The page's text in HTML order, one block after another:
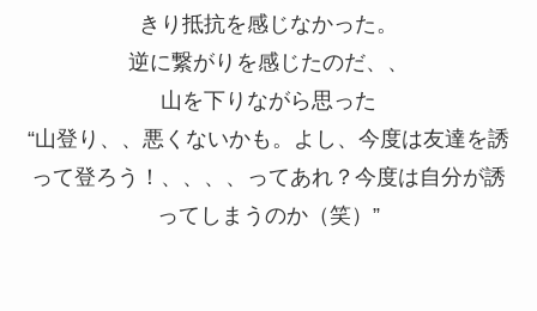
きり抵抗を感じなかった。
逆に繋がりを感じたのだ、、
山を下りながら思った
“山登り、、悪くないかも。よし、今度は友達を誘
って登ろう！、、、、ってあれ？今度は自分が誘
ってしまうのか（笑）”